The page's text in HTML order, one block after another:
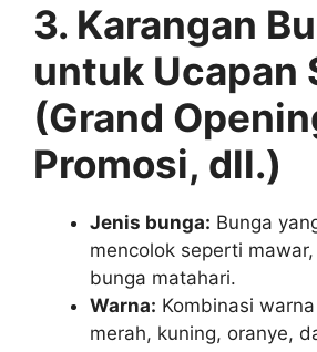
3. Karangan
untuk Ucapan
(Grand
Promosi, dll.)
Jenis bunga: Bunga
mencolok seperti
bunga matahari.
Warna: Kombinasi
merah, kuning, oranye,